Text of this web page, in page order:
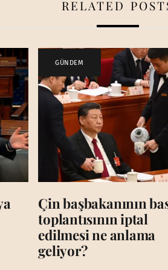
RELATED
GÜNDEM
Çin başbakanının
toplantısının iptal
edilmesi ne anlama
geliyor?